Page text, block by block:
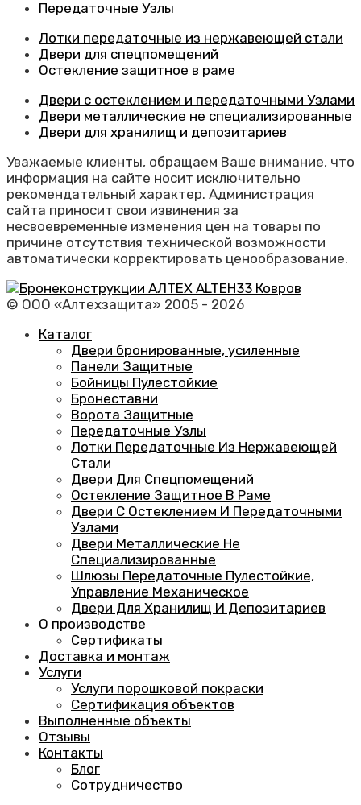
Передаточные Узлы
Лотки передаточные из нержавеющей стали
Двери для спецпомещений
Остекление защитное в раме
Двери с остеклением и передаточными Узлами
Двери металлические не специализированные
Двери для хранилищ и депозитариев
Уважаемые клиенты, обращаем Ваше внимание, что
информация на сайте носит исключительно
рекомендательный характер. Администрация
сайта приносит свои извинения за
несвоевременные изменения цен на товары по
причине отсутствия технической возможности
автоматически корректировать ценообразование.
© ООО «Алтехзащита» 2005 - 2026
Каталог
Двери бронированные, усиленные
Панели Защитные
Бойницы Пулестойкие
Бронеставни
Ворота Защитные
Передаточные Узлы
Лотки Передаточные Из Нержавеющей
Стали
Двери Для Спецпомещений
Остекление Защитное В Раме
Двери С Остеклением И Передаточными
Узлами
Двери Металлические Не
Специализированные
Шлюзы Передаточные Пулестойкие,
Управление Механическое
Двери Для Хранилищ И Депозитариев
О производстве
Сертификаты
Доставка и монтаж
Услуги
Услуги порошковой покраски
Сертификация объектов
Выполненные объекты
Отзывы
Контакты
Блог
Сотрудничество